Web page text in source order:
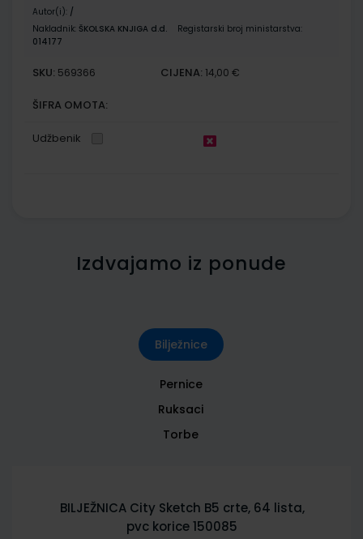
Autor(i): /
Nakladnik: ŠKOLSKA KNJIGA d.d.
Registarski broj ministarstva:
014177
SKU: 569366 CIJENA: 14,00 €
ŠIFRA OMOTA:
Udžbenik
Izdvajamo iz ponude
Bilježnice
Pernice
Ruksaci
Torbe
BILJEŽNICA City Sketch B5 crte, 64 lista,
pvc korice 150085